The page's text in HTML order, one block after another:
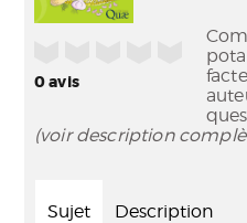
0avis
(voir description
Sujet Description